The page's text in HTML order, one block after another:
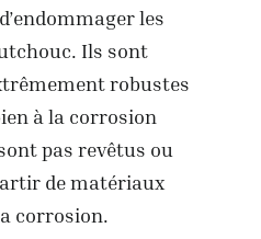
les
Ils sont
robustes
à la corrosion
pas revêtus ou
de matériaux
corrosion.